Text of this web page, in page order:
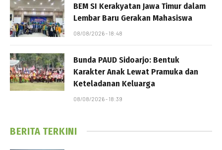
BEM SI Kerakyatan Jawa Timur dalam
Lembar Baru Gerakan Mahasiswa
08/08/2026 - 18:48
Bunda PAUD Sidoarjo: Bentuk
Karakter Anak Lewat Pramuka dan
Keteladanan Keluarga
08/08/2026 - 18:39
BERITA TERKINI